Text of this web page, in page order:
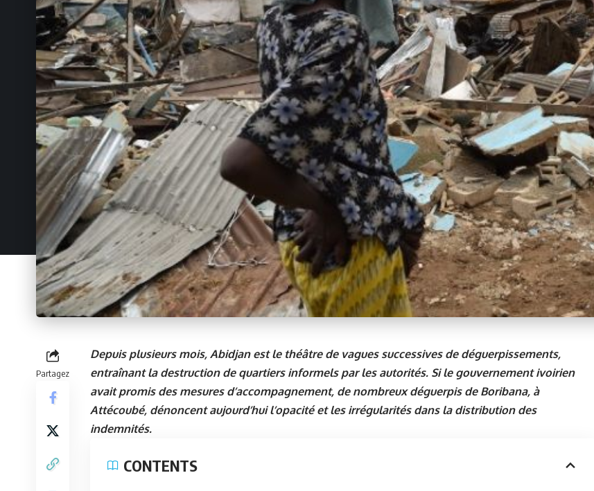
Partagez
Depuis plusieurs mois, Abidjan est le théâtre de vagues successives de déguerpissements,
entraînant la destruction de quartiers informels par les autorités. Si le gouvernement ivoirien
avait promis des mesures d’accompagnement, de nombreux déguerpis de Boribana, à
Attécoubé, dénoncent aujourd’hui l’opacité et les irrégularités dans la distribution des
indemnités.
CONTENTS